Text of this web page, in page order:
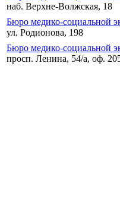
наб. Верхне-Волжская, 18
Бюро медико-социальной
ул. Родионова, 198
Бюро медико-социальной
просп. Ленина, 54/а, оф.